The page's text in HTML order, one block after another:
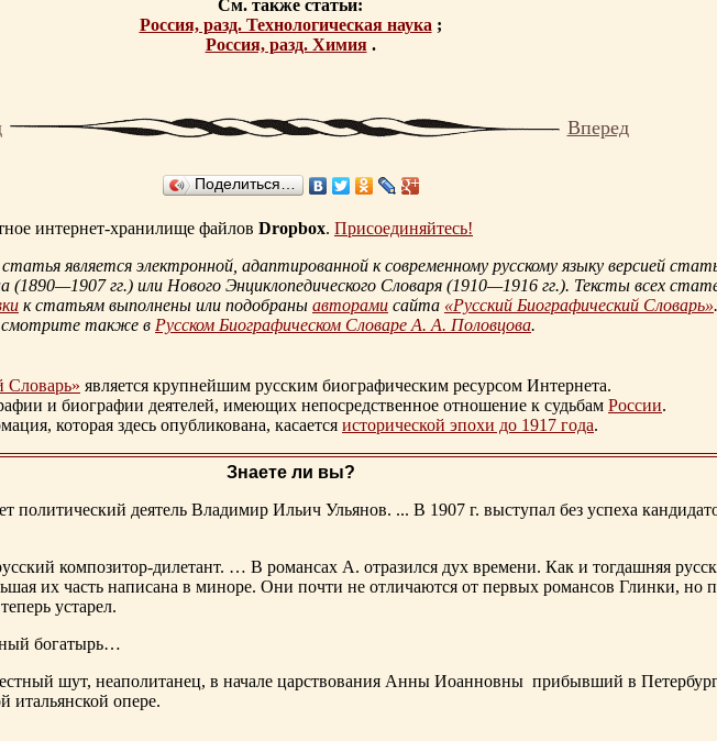
См. также статьи:
Россия, разд. Технологическая наука;
Россия, разд. Химия.
Вперед
Поделиться…
интернет-хранилище файлов Dropbox. Присоединяйтесь!
является электронной, адаптированной к современному русскому языку версией
(1890—1907 гг.) или Нового Энциклопедического Словаря (1910—1916 гг.). Тексты всех
к статьям выполнены или подобраны авторами сайта «Русский Биографический Словарь».
смотрите также в Русском Биографическом Словаре А. А. Половцова.
Словарь» является крупнейшим русским биографическим ресурсом Интернета.
и биографии деятелей, имеющих непосредственное отношение к судьбам России.
которая здесь опубликована, касается исторической эпохи до 1917 года.
Знаете ли вы?
политический деятель Владимир Ильич Ульянов. ... В 1907 г. выступал без успеха
композитор-дилетант. … В романсах А. отразился дух времени. Как и тогдашняя
их часть написана в миноре. Они почти не отличаются от первых романсов Глинки, но
устарел.
богатырь…
шут, неаполитанец, в начале царствования Анны Иоанновны прибывший в
итальянской опере.